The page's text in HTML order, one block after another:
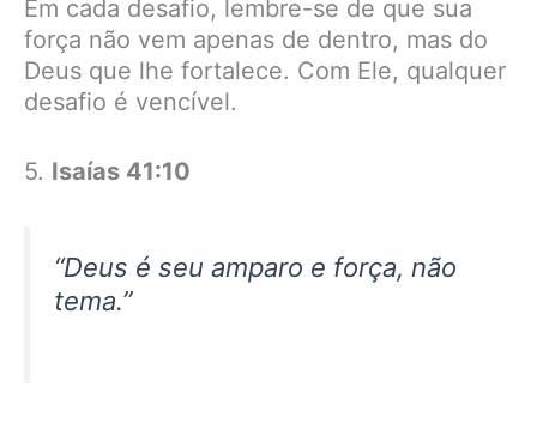
Em cada desafio, lembre-se de que sua
força não vem apenas de dentro, mas do
Deus que lhe fortalece. Com Ele, qualquer
desafio é vencível.
5. Isaías 41:10
“Deus é seu amparo e força, não
tema.”